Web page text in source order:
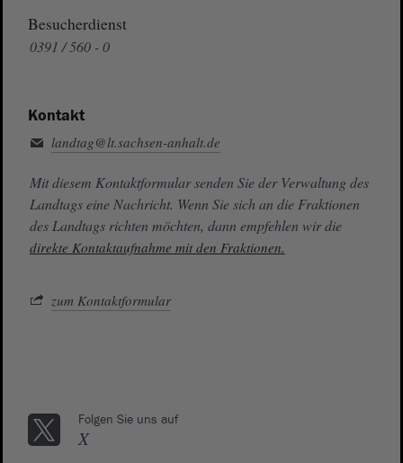
Besucherdienst
0391 / 560 - 0
Kontakt
landtag@lt.sachsen-anhalt.de
Mit diesem Kontaktformular senden Sie der Verwaltung des
Landtags eine Nachricht. Wenn Sie sich an die Fraktionen
des Landtags richten möchten, dann empfehlen wir die
direkte Kontaktaufnahme mit den Fraktionen.
zum Kontaktformular
Folgen Sie uns auf
X